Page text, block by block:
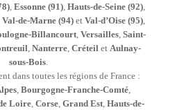
Essonne (91) Hauts-de-Seine (92)
Val-de-Marne (94)et Val-d’Oise (95),
Billancourt Versailles Saint-
Nanterre, Créteil et Aulnay-
sous-Bois
dans toutes les régions de France :
Bourgogne-Franche-Comté
Loire, Corse, Grand Est, Hauts-de-